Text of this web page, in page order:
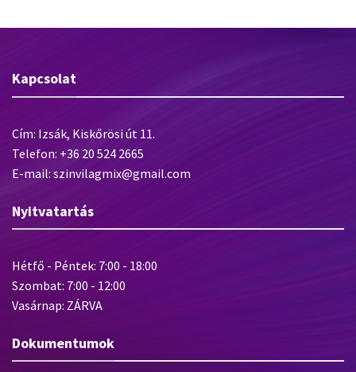
Kapcsolat
Cím: Izsák, Kiskőrösi út 11.
Telefon: +36 20 524 2665
E-mail: szinvilagmix@gmail.com
Nyitvatartás
Hétfő - Péntek: 7:00 - 18:00
Szombat: 7:00 - 12:00
Vasárnap: ZÁRVA
Dokumentumok